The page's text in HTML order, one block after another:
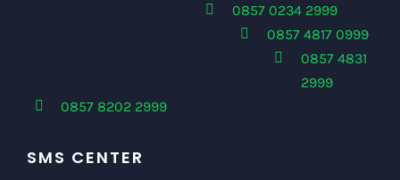
0857 0234 2999
0857 4817 0999
0857 4831
2999
0857 8202 2999
SMS CENTER